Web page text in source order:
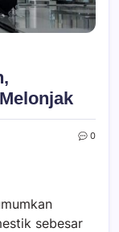
0
sebesar